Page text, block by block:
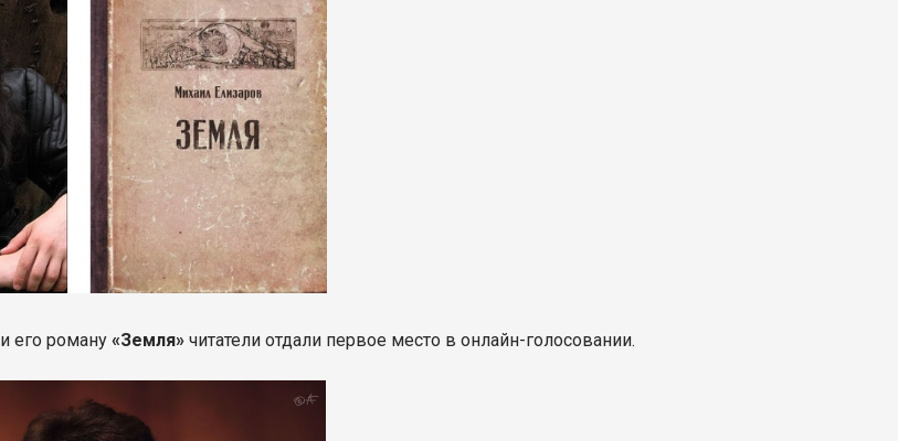
и его роману«Земля» читатели отдали первое место в онлайн-голосовании.